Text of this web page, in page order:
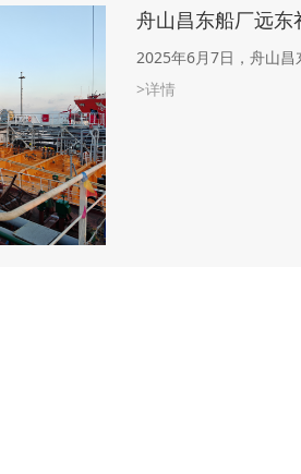
舟山昌东船厂远东
2025年6月7日，舟山昌
>详情